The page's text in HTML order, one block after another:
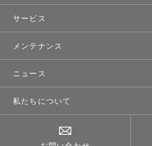
サービス
メンテナンス
ニュース
私たちについて